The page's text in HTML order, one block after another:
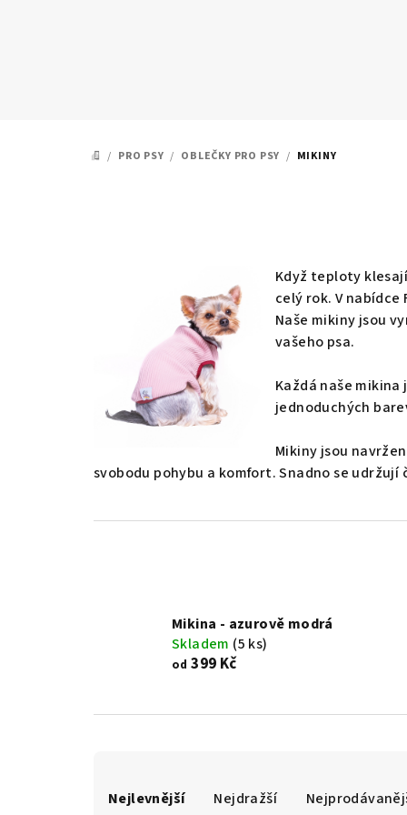
DOMŮ
/ PRO PSY / OBLEČKY PRO PSY / MIKINY
Když teploty
celý rok.V nabídce
Naše mikiny jsou
vašeho psa.
Každá naše
jednoduchých
Mikiny jsou
svobodu pohybu a komfort. Snadno se
Mikina - azurově modrá
Skladem (5 ks)
od 399 Kč
Nejlevnější Nejdražší